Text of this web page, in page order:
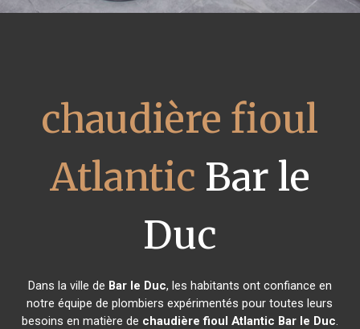
chaudière fioul
Atlantic Bar le
Duc
Dans la ville de Bar le Duc, les habitants ont confiance en
notre équipe de plombiers expérimentés pour toutes leurs
besoins en matière de chaudière fioul Atlantic Bar le Duc.